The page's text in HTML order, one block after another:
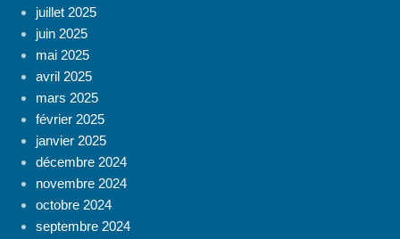
juillet 2025
juin 2025
mai 2025
avril 2025
mars 2025
février 2025
janvier 2025
décembre 2024
novembre 2024
octobre 2024
septembre 2024